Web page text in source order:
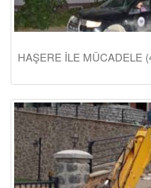
HAŞERE İLE MÜCADELE